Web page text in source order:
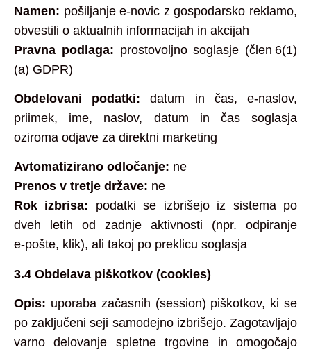
Namen: pošiljanje e‑novic z gospodarsko reklamo,
obvestili o aktualnih informacijah in akcijah
Pravna podlaga: prostovoljno soglasje (člen 6(1)
(a) GDPR)
Obdelovani podatki: datum in čas, e‑naslov,
priimek, ime, naslov, datum in čas soglasja
oziroma odjave za direktni marketing
Avtomatizirano odločanje: ne
Prenos v tretje države: ne
Rok izbrisa: podatki se izbrišejo iz sistema po
dveh letih od zadnje aktivnosti (npr. odpiranje
e‑pošte, klik), ali takoj po preklicu soglasja
3.4 Obdelava piškotkov (cookies)
Opis: uporaba začasnih (session) piškotkov, ki se
po zaključeni seji samodejno izbrišejo. Zagotavljajo
varno delovanje spletne trgovine in omogočajo